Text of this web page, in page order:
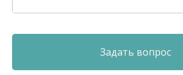
Задать вопрос